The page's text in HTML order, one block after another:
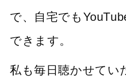
で、自宅でも
できます。
私も毎日聴かせてい